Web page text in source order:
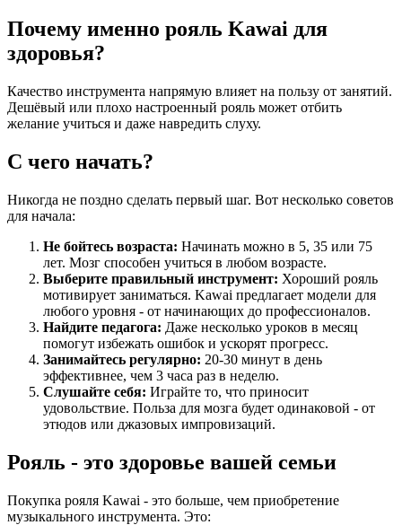
Почему именно рояль Kawai для
здоровья?
Качество инструмента напрямую влияет на пользу от занятий.
Дешёвый или плохо настроенный рояль может отбить
желание учиться и даже навредить слуху.
С чего начать?
Никогда не поздно сделать первый шаг. Вот несколько советов
для начала:
Не бойтесь возраста: Начинать можно в 5, 35 или 75
лет. Мозг способен учиться в любом возрасте.
Выберите правильный инструмент: Хороший рояль
мотивирует заниматься. Kawai предлагает модели для
любого уровня - от начинающих до профессионалов.
Найдите педагога: Даже несколько уроков в месяц
помогут избежать ошибок и ускорят прогресс.
Занимайтесь регулярно: 20-30 минут в день
эффективнее, чем 3 часа раз в неделю.
Слушайте себя: Играйте то, что приносит
удовольствие. Польза для мозга будет одинаковой - от
этюдов или джазовых импровизаций.
Рояль - это здоровье вашей семьи
Покупка рояля Kawai - это больше, чем приобретение
музыкального инструмента. Это: